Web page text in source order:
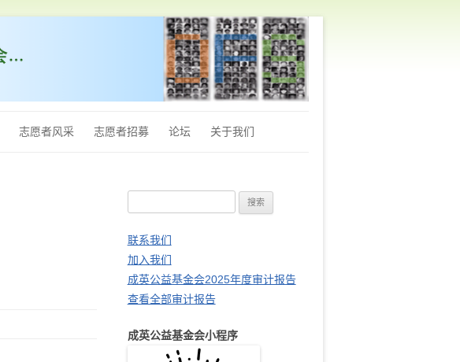
志愿者风采 志愿者招募 论坛 关于我们
：
联系我们
加入我们
成英公益基金会2025年度审计报告
查看全部审计报告
成英公益基金会小程序